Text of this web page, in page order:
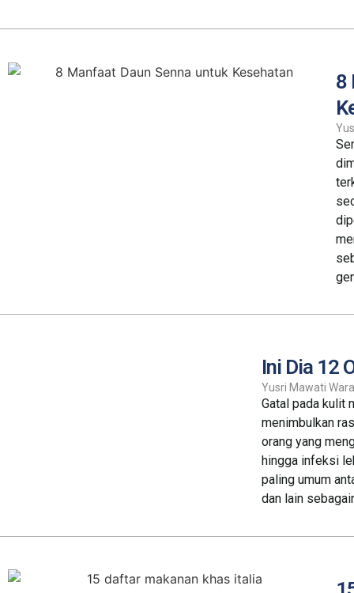
8
Ini Dia 12
Yusri Mawati
Gatal pada kulit
menimbulkan
orang yang
hingga infeksi
paling umum
dan lain